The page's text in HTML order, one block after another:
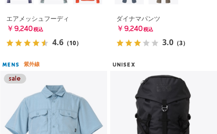
エアメッシュフーディ
￥9,240 税込
4.6 （10）
ダイナマパンツ
￥9,240 税込
3.0 （3）
MENS 紫外線 UNISEX